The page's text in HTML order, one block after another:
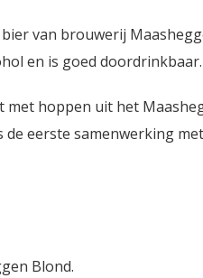
van brouwerij
en is goed doordrinkbaar.
hoppen uit het
eerste samenwerking
Blond.